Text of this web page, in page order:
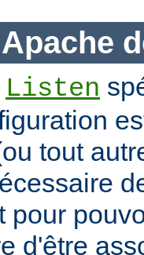
Listen
tout
pour
d'être